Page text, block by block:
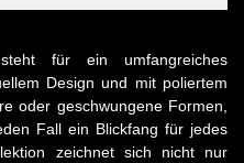
für ein umfangreiches
Design und mit poliertem
oder geschwungene Formen,
Fall ein Blickfang für jedes
zeichnet sich nicht nur